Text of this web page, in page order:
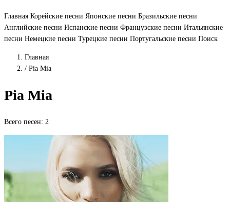
Главная Корейские песни Японские песни Бразильские песни
Английские песни Испанские песни Французские песни Итальянские
песни Немецкие песни Турецкие песни Португальские песни Поиск
Главная
/ Pia Mia
Pia Mia
Всего песен: 2